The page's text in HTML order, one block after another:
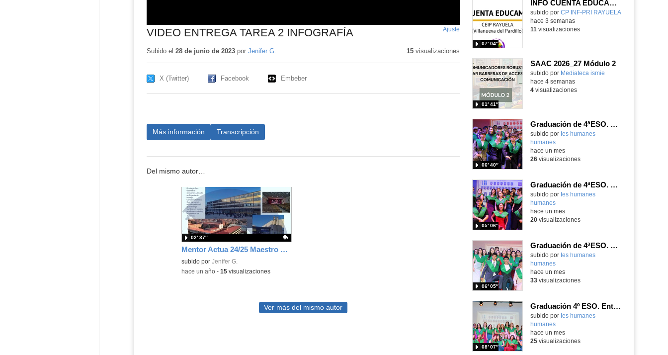
VIDEO ENTREGA TAREA 2 INFOGRAFÍA Ajuste
pantalla
Subido el 28 de junio de 2023por Jenifer G. 15visualizaciones
X (Twitter) Facebook Embeber
Más información Transcripción
Del mismo autor…
Mentor Actua 24/25 Maestro Rodrigo y San Gabriel
Contenido educativo.
subido por Jenifer G.
02′ 37″
-hace un año- 15visualizaciones
Ver más del mismo autor
INFO CUENTA EDUCAMADRID
subido por CP INF-PRI RAYUELA
07′ 04″
-
hace 3 semanas
11 visualizaciones
SAAC 2026_27 Módulo 2
subido por Mediateca ismie
01′ 41″
hace 4 semanas
4visualizaciones
Graduación de 4ªESO. Entrega de bandas 4ºE
subido por Ies humanes
humanes
06′ 40″
-
hace un mes
26visualizaciones
Graduación de 4ªESO. Entrega de bandas 4ºD
subido por Ies humanes
humanes
05′ 06″
-
hace un mes
20visualizaciones
Graduación de 4ªESO. Entrega de bandas 4ºC
subido por Ies humanes
humanes
06′ 05″
-
hace un mes
33visualizaciones
Graduación 4º ESO. Entrega de bandas 4ºA
subido por Ies humanes
humanes
08′ 07″
-
hace un mes
25visualizaciones